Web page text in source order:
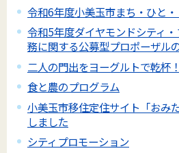
令和6年度小美玉市まち・ひと
令和5年度ダイヤモンドシティ
務に関する公募型プロポーザル
二人の門出をヨーグルトで乾杯
食と農のプログラム
小美玉市移住定住サイト「おみ
しました
シティプロモーション